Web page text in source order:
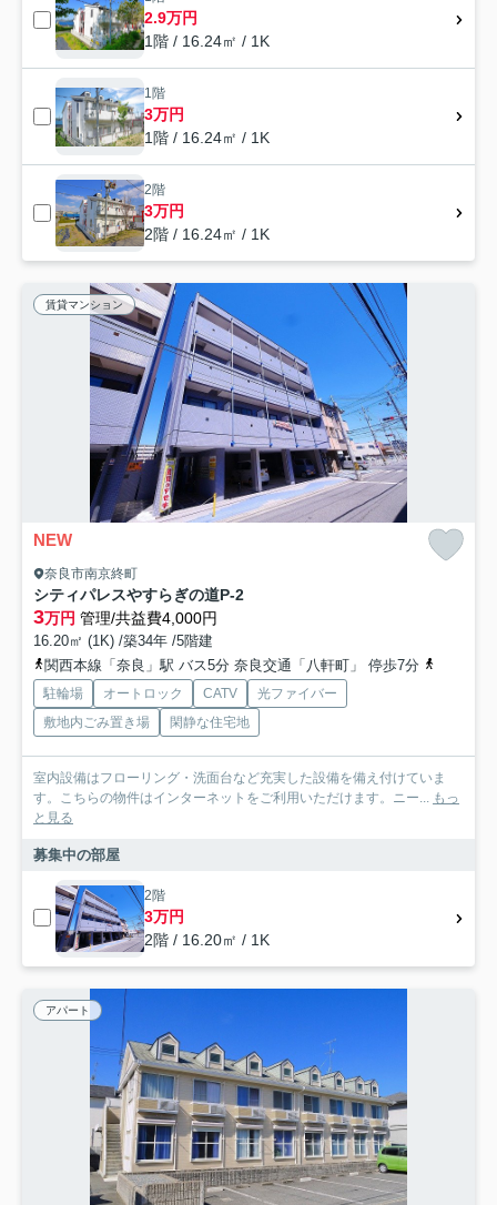
2.9万円
1階 / 16.24㎡ / 1K
1階
3万円
1階 / 16.24㎡ / 1K
2階
3万円
2階 / 16.24㎡ / 1K
賃貸マンション
NEW
奈良市南京終町
シティパレスやすらぎの道P-2
3万円 管理/共益費4,000円
16.20㎡ (1K) /築34年 /5階建
関西本線「奈良」駅 バス5分 奈良交通「八軒町」 停歩7分
駐輪場 オートロック CATV
光ファイバー
敷地内ごみ置き場
閑静な住宅地
室内設備はフローリング・洗面台など充実した設備を備え付けていま
す。こちらの物件はインターネットをご利用いただけます。ニー...
もっ
と見る
募集中の部屋
2階
3万円
2階 / 16.20㎡ / 1K
アパート